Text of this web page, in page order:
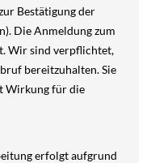
Bestätigung der
Die Anmeldung zum
Wir sind verpflichtet,
bereitzuhalten. Sie
Wirkung für die
erfolgt aufgrund